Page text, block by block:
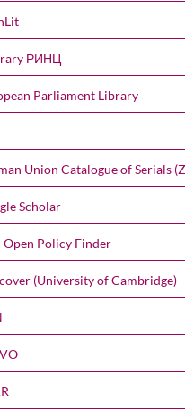
РИНЦ
Parliament Library
Union Catalogue of Serials
Scholar
Open Policy Finder
(University of Cambridge)